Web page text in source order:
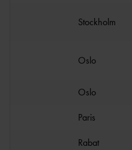
Stockholm
Oslo
Oslo
Paris
Rabat